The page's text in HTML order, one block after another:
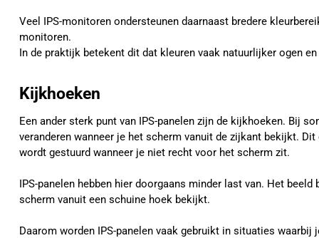
Veel IPS-monitoren ondersteunen daarnaast bredere
monitoren.
In de praktijk betekent dit dat kleuren vaak natuurlijker ogen
Kijkhoeken
Een ander sterk punt van IPS-panelen zijn de kijkhoeken. Bij
veranderen wanneer je het scherm vanuit de zijkant bekijkt.
wordt gestuurd wanneer je niet recht voor het scherm zit.
IPS-panelen hebben hier doorgaans minder last van. Het
scherm vanuit een schuine hoek bekijkt.
Daarom worden IPS-panelen vaak gebruikt in situaties